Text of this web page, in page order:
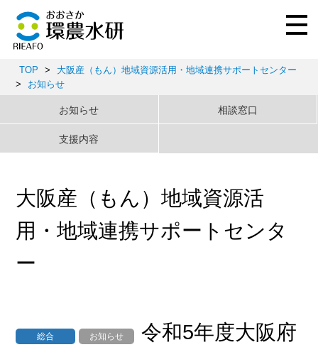
TOP >
大阪産（もん）地域資源活用・地域連携サポートセンター
>
お知らせ
お知らせ 相談窓口
支援内容
大阪産（もん）地域資源活
用・地域連携サポートセンタ
ー
総合 お知らせ
令和5年度大阪府